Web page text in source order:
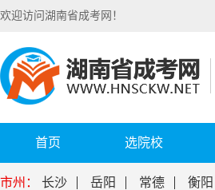
欢迎访问湖南省成考网！
首页 选院校
市州： 长沙 岳阳 常德 衡阳